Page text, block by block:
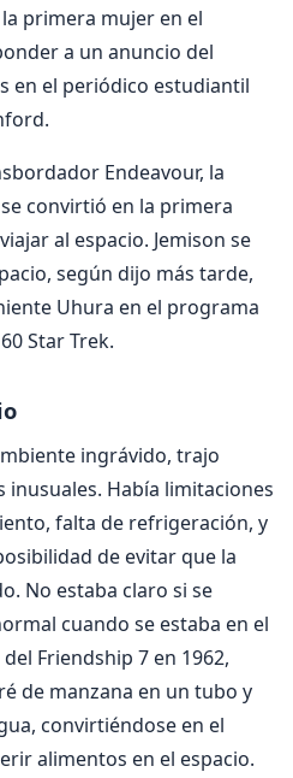
primera mujer en el
a un anuncio del
en el periódico estudiantil
Endeavour, la
convirtió en la primera
al espacio. Jemison se
según dijo más tarde,
Uhura en el programa
Star Trek.
ingrávido, trajo
Había limitaciones
falta de refrigeración, y
de evitar que la
No estaba claro si se
cuando se estaba en el
Friendship 7 en 1962,
de manzana en un tubo y
convirtiéndose en el
alimentos en el espacio.